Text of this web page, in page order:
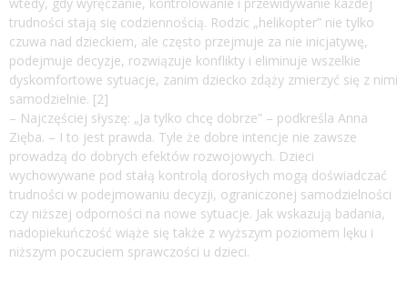
trudności stają się codziennością. Rodzic „helikopter” nie tylko
czuwa nad dzieckiem, ale często przejmuje za nie inicjatywę,
podejmuje decyzje, rozwiązuje konflikty i eliminuje wszelkie
dyskomfortowe sytuacje, zanim dziecko zdąży zmierzyć się z nimi
samodzielnie. [2]
– Najczęściej słyszę: „Ja tylko chcę dobrze” – podkreśla Anna
Zięba. – I to jest prawda. Tyle że dobre intencje nie zawsze
prowadzą do dobrych efektów rozwojowych. Dzieci
wychowywane pod stałą kontrolą dorosłych mogą doświadczać
trudności w podejmowaniu decyzji, ograniczonej samodzielności
czy niższej odporności na nowe sytuacje. Jak wskazują badania,
nadopiekuńczość wiąże się także z wyższym poziomem lęku i
niższym poczuciem sprawczości u dzieci.